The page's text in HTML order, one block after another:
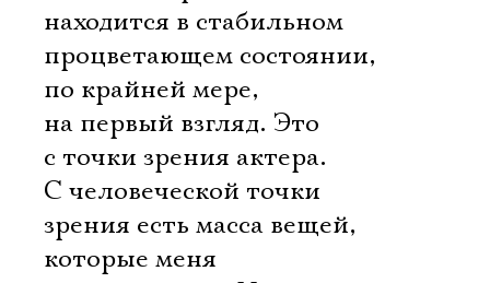
находится в стабильном
процветающем состоянии,
по крайней мере,
на первый взгляд. Это
с точки зрения актера.
С человеческой точки
зрения есть масса вещей,
которые меня